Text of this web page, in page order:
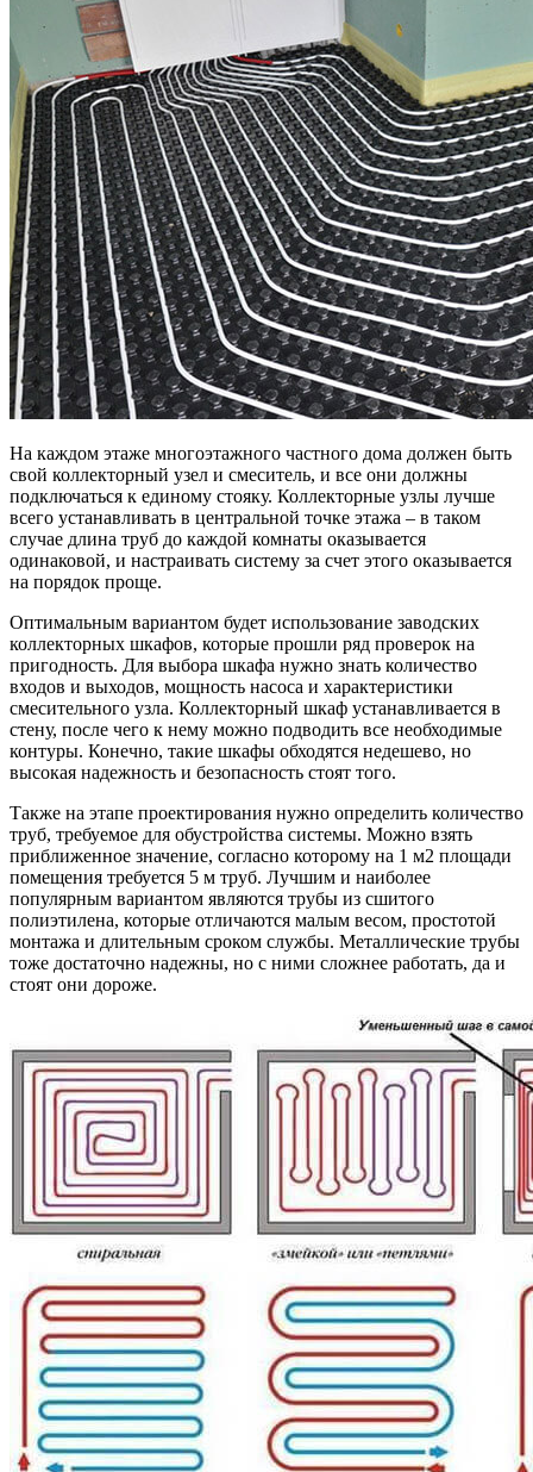
На каждом этаже многоэтажного частного дома должен быть
свой коллекторный узел и смеситель, и все они должны
подключаться к единому стояку. Коллекторные узлы лучше
всего устанавливать в центральной точке этажа – в таком
случае длина труб до каждой комнаты оказывается
одинаковой, и настраивать систему за счет этого оказывается
на порядок проще.
Оптимальным вариантом будет использование заводских
коллекторных шкафов, которые прошли ряд проверок на
пригодность. Для выбора шкафа нужно знать количество
входов и выходов, мощность насоса и характеристики
смесительного узла. Коллекторный шкаф устанавливается в
стену, после чего к нему можно подводить все необходимые
контуры. Конечно, такие шкафы обходятся недешево, но
высокая надежность и безопасность стоят того.
Также на этапе проектирования нужно определить количество
труб, требуемое для обустройства системы. Можно взять
приближенное значение, согласно которому на 1 м2 площади
помещения требуется 5 м труб. Лучшим и наиболее
популярным вариантом являются трубы из сшитого
полиэтилена, которые отличаются малым весом, простотой
монтажа и длительным сроком службы. Металлические трубы
тоже достаточно надежны, но с ними сложнее работать, да и
стоят они дороже.